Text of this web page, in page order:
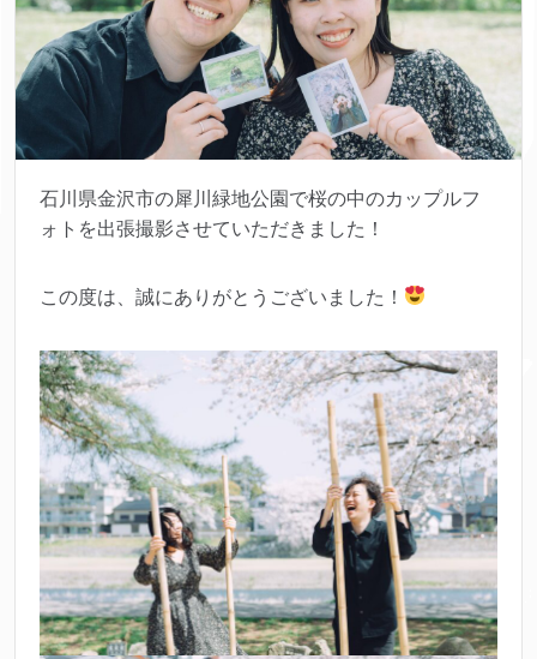
石川県金沢市の犀川緑地公園で桜の中のカップルフ
ォトを出張撮影させていただきました！
この度は、誠にありがとうございました！